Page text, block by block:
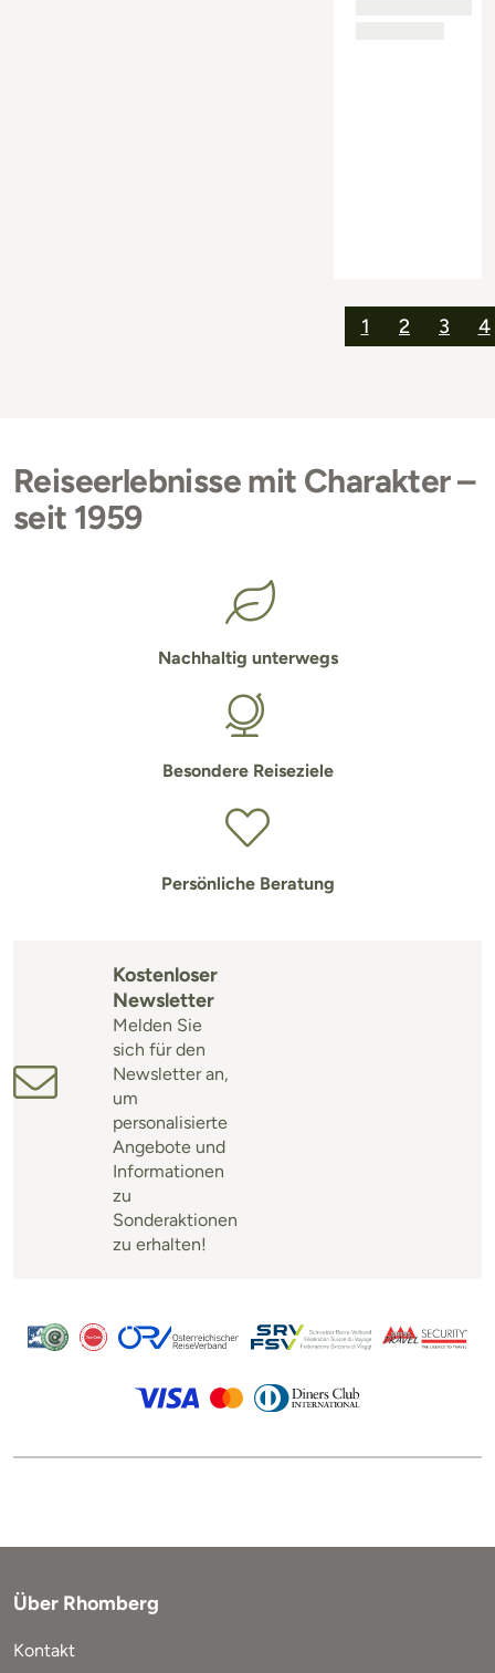
1 2 3 4
Reiseerlebnisse mit Charakter –
seit 1959
Nachhaltig unterwegs
Besondere Reiseziele
Persönliche Beratung
Kostenloser
Newsletter
Melden Sie
sich für den
Newsletter an,
um
personalisierte
Angebote und
Informationen
zu
Sonderaktionen
zu erhalten!
Über Rhomberg
Kontakt